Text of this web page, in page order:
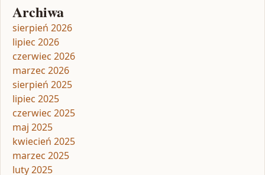
Archiwa
sierpień 2026
lipiec 2026
czerwiec 2026
marzec 2026
sierpień 2025
lipiec 2025
czerwiec 2025
maj 2025
kwiecień 2025
marzec 2025
luty 2025